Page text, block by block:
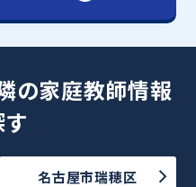
の家庭教師情報
名古屋市瑞穂区